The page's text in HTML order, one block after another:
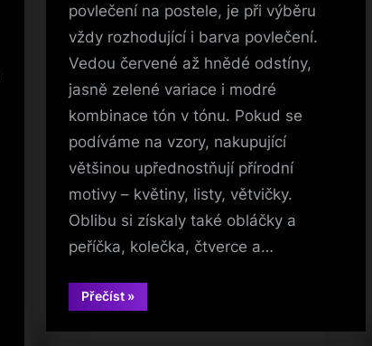
povlečení na postele, je při výběru
vždy rozhodující i barva povlečení.
Vedou červené až hnědé odstíny,
jasně zelené variace i modré
kombinace tón v tónu. Pokud se
podíváme na vzory, nakupující
většinou upřednostňují přírodní
motivy – květiny, listy, větvičky.
Oblibu si získaly také obláčky a
peříčka, kolečka, čtverce a…
Přečíst“Povlečení
na
»